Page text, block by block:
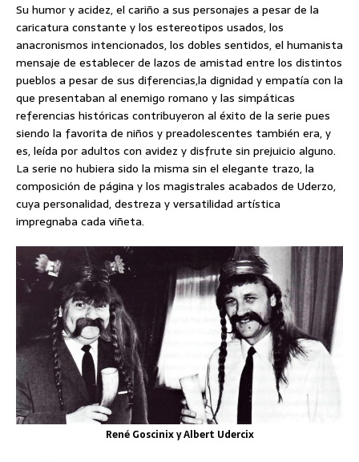
Su humor y acidez, el cariño a sus personajes a pesar de la
caricatura constante y los estereotipos usados, los
anacronismos intencionados, los dobles sentidos, el humanista
mensaje de establecer de lazos de amistad entre los distintos
pueblos a pesar de sus diferencias,la dignidad y empatía con la
que presentaban al enemigo romano y las simpáticas
referencias históricas contribuyeron al éxito de la serie pues
siendo la favorita de niños y preadolescentes también era, y
es, leída por adultos con avidez y disfrute sin prejuicio alguno.
La serie no hubiera sido la misma sin el elegante trazo, la
composición de página y los magistrales acabados de Uderzo,
cuya personalidad, destreza y versatilidad artística
impregnaba cada viñeta.
René Goscinix y Albert Udercix